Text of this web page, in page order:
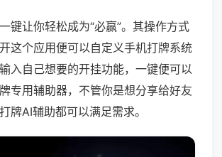
键让你轻松成为“必赢”。其操作方式
这个应用便可以自定义手机打牌系统
入自己想要的开挂功能，一键便可以
专用辅助器，不管你是想分享给好友
牌AI辅助都可以满足需求。